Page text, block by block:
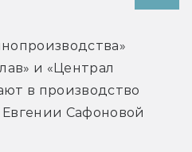
и «Централ
в производство
Сафоновой